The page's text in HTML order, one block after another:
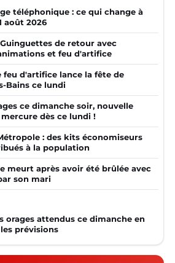
téléphonique : ce qui change à
août 2026
de retour avec
et feu d'artifice
feu d'artifice lance la fête de
Bains ce lundi
ce dimanche soir, nouvelle
dès ce lundi !
: des kits économiseurs
à la population
meurt après avoir été brûlée avec
son mari
orages attendus ce dimanche en
prévisions